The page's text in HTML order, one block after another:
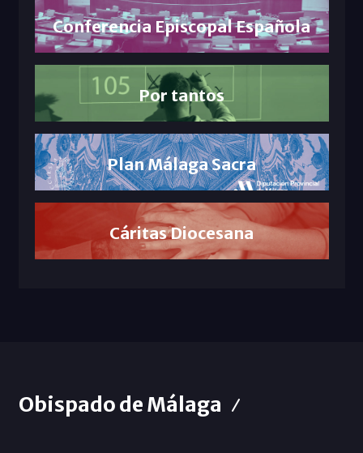
Conferencia Episcopal Española
Por tantos
Plan Málaga Sacra
Cáritas Diocesana
Obispado de Málaga